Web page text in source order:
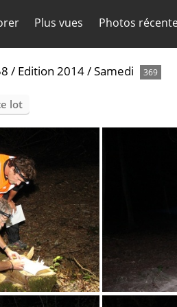
Plus vues Photos
/ Edition 2014/Samedi 369
lot